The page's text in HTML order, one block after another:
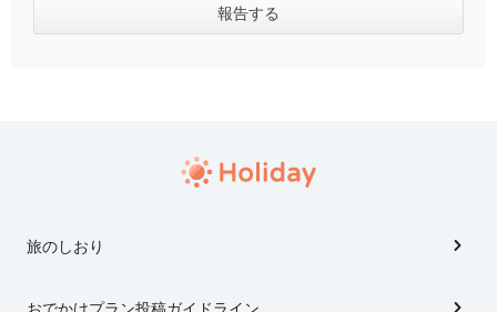
旅のしおり
おでかけプラン投稿ガイドライン